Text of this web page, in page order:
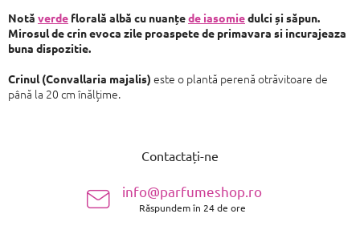
Notă verde florală albă cu nuanțede iasomiedulci și săpun.
Mirosul de crin evoca zile proaspete de primavara si incurajeaza
buna dispozitie.
Crinul (Convallaria majalis) este o plantă perenă otrăvitoare de
până la 20 cm înălțime.
Contactați-ne
info@parfumeshop.ro
Răspundem în 24 de ore